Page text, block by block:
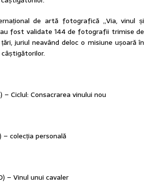
de artă fotografică „Via, vinul și
fost validate 144 de fotografii trimise de
juriul neavând deloc o misiune ușoară în
– Ciclul: Consacrarea vinului nou
– colecția personală
– Vinul unui cavaler